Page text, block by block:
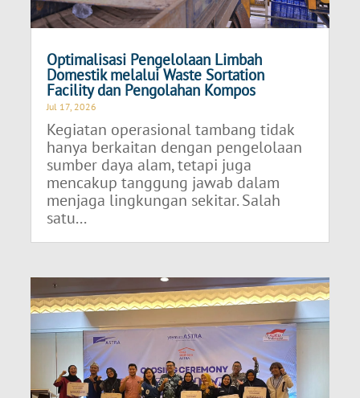
Optimalisasi Pengelolaan Limbah
Domestik melalui Waste Sortation
Facility dan Pengolahan Kompos
Jul 17, 2026
Kegiatan operasional tambang tidak
hanya berkaitan dengan pengelolaan
sumber daya alam, tetapi juga
mencakup tanggung jawab dalam
menjaga lingkungan sekitar. Salah
satu...